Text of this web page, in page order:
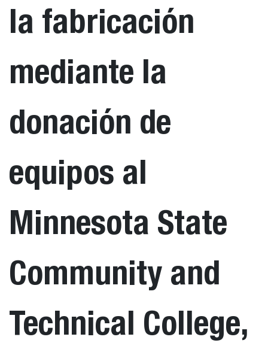
la fabricación
mediante la
donación de
equipos al
Minnesota State
Community and
Technical College,